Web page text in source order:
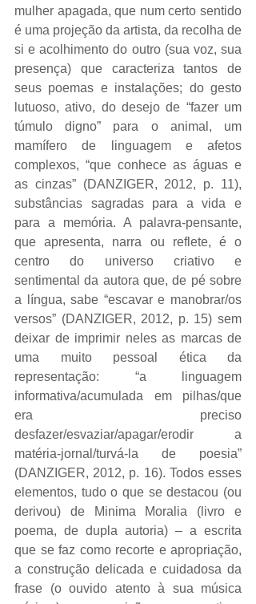
mulher apagada, que num certo sentido
é uma projeção da artista, da recolha de
si e acolhimento do outro (sua voz, sua
presença) que caracteriza tantos de
seus poemas e instalações; do gesto
lutuoso, ativo, do desejo de “fazer um
túmulo digno” para o animal, um
mamífero de linguagem e afetos
complexos, “que conhece as águas e
as cinzas” (DANZIGER, 2012, p. 11),
substâncias sagradas para a vida e
para a memória. A palavra-pensante,
que apresenta, narra ou reflete, é o
centro do universo criativo e
sentimental da autora que, de pé sobre
a língua, sabe “escavar e manobrar/os
versos” (DANZIGER, 2012, p. 15) sem
deixar de imprimir neles as marcas de
uma muito pessoal ética da
representação: “a linguagem
informativa/acumulada em pilhas/que
era preciso
desfazer/esvaziar/apagar/erodir a
matéria-jornal/turvá-la de poesia”
(DANZIGER, 2012, p. 16). Todos esses
elementos, tudo o que se destacou (ou
derivou) de Minima Moralia (livro e
poema, de dupla autoria) – a escrita
que se faz como recorte e apropriação,
a construção delicada e cuidadosa da
frase (o ouvido atento à sua música